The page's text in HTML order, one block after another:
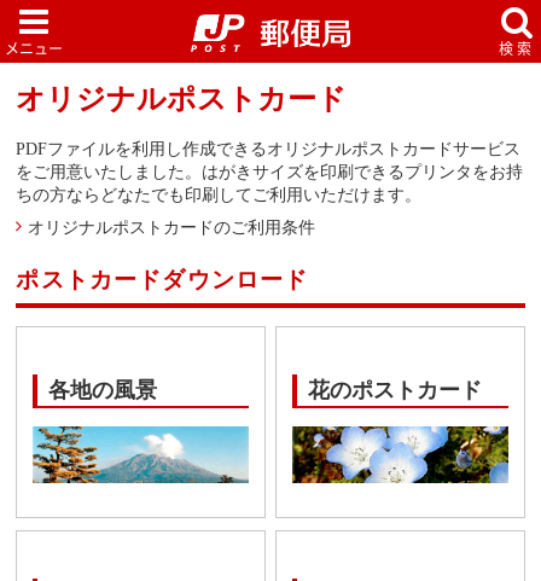
オリジナルポストカード
PDFファイルを利用し作成できるオリジナルポストカードサービス
をご用意いたしました。はがきサイズを印刷できるプリンタをお持
ちの方ならどなたでも印刷してご利用いただけます。
オリジナルポストカードのご利用条件
ポストカードダウンロード
各地の風景 花のポストカード